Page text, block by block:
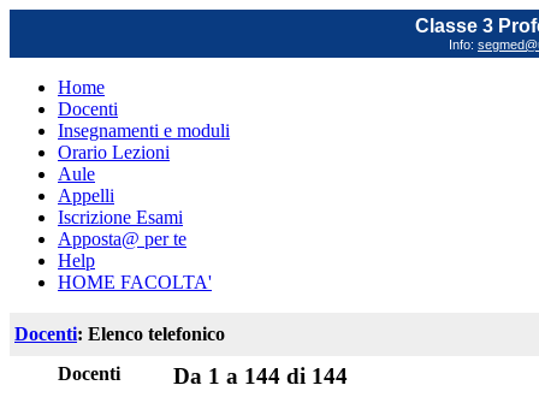
Classe 3
Info:
Home
Docenti
Insegnamenti e moduli
Orario Lezioni
Aule
Appelli
Iscrizione Esami
Apposta@ per te
Help
HOME FACOLTA'
Docenti: Elenco telefonico
Docenti
Da 1 a 144 di 144